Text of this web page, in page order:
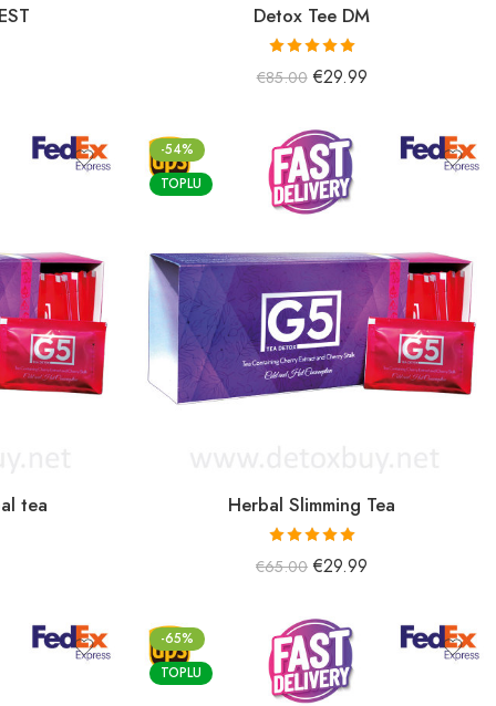
Detox Tee DM
5 üzerinden
€85.00 €29.99
tea
-54%
TOPLU
Herbal Slimming Tea
5 üzerinden
€65.00 €29.99
-65%
TOPLU